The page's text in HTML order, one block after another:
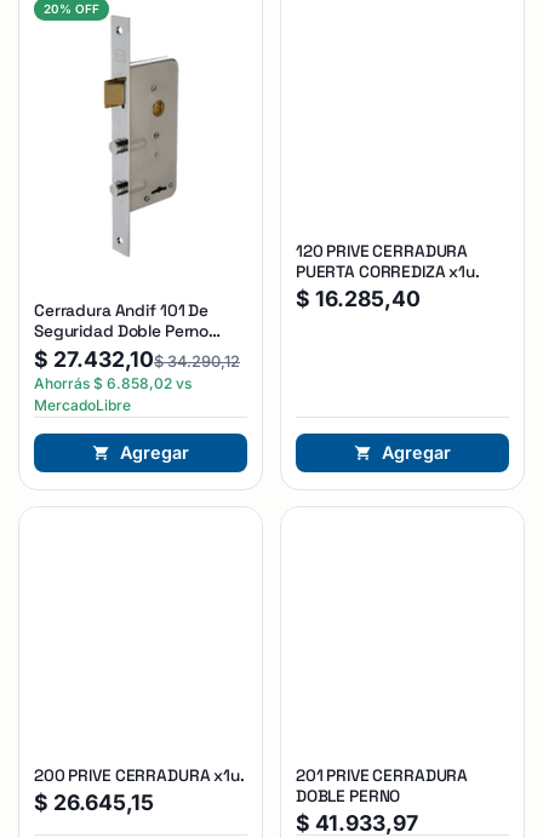
20% OFF
Cerradura Andif 101 De
Seguridad Doble Perno
Reforzada Plateado
$ 27.432,10$34.290,12
Ahorrás $ 6.858,02 vs
MercadoLibre
Agregar
120 PRIVE CERRADURA
PUERTA CORREDIZA x1u.
$ 16.285,40
Agregar
200 PRIVE CERRADURA x1u.
$ 26.645,15
201 PRIVE CERRADURA
DOBLE PERNO
$ 41.933,97